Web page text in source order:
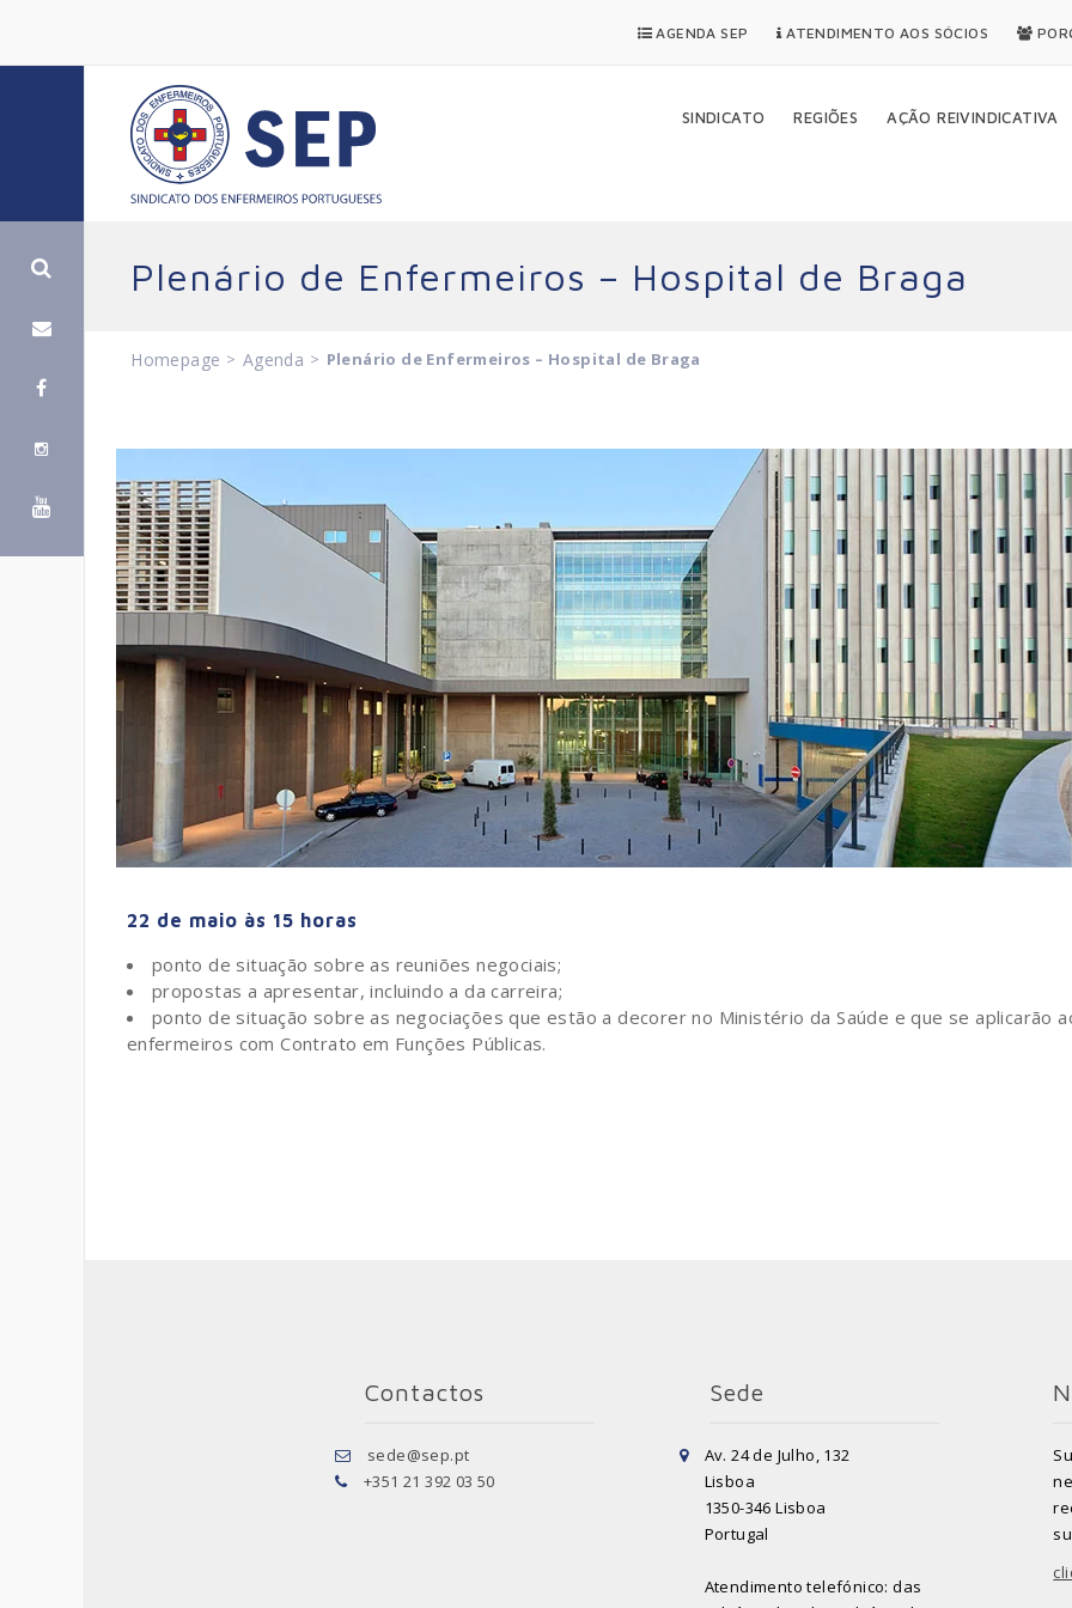
AGENDA SEP ATENDIMENTO AOS SÓCIOS
SINDICATO REGIÕES AÇÃO REIVINDICATIVA
Plenário de Enfermeiros – Hospital de Braga
Homepage > Agenda > Plenário de Enfermeiros – Hospital de Braga
22 de maio às 15 horas
ponto de situação sobre as reuniões negociais;
propostas a apresentar, incluindo a da carreira;
ponto de situação sobre as negociações que estão a decorer no Ministério da Saúde e que se aplicarão
enfermeiros com Contrato em Funções Públicas.
Contactos
sede@sep.pt
+351 21 392 03 50
Sede
Av. 24 de Julho, 132
Lisboa
1350-346 Lisboa
Portugal
Atendimento telefónico: das